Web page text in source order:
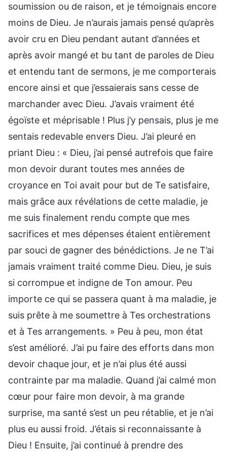
soumission ou de raison, et je témoignais encore
moins de Dieu. Je n’aurais jamais pensé qu’après
avoir cru en Dieu pendant autant d’années et
après avoir mangé et bu tant de paroles de Dieu
et entendu tant de sermons, je me comporterais
encore ainsi et que j’essaierais sans cesse de
marchander avec Dieu. J’avais vraiment été
égoïste et méprisable ! Plus j’y pensais, plus je me
sentais redevable envers Dieu. J’ai pleuré en
priant Dieu : « Dieu, j’ai pensé autrefois que faire
mon devoir durant toutes mes années de
croyance en Toi avait pour but de Te satisfaire,
mais grâce aux révélations de cette maladie, je
me suis finalement rendu compte que mes
sacrifices et mes dépenses étaient entièrement
par souci de gagner des bénédictions. Je ne T’ai
jamais vraiment traité comme Dieu. Dieu, je suis
si corrompue et indigne de Ton amour. Peu
importe ce qui se passera quant à ma maladie, je
suis prête à me soumettre à Tes orchestrations
et à Tes arrangements. » Peu à peu, mon état
s’est amélioré. J’ai pu faire des efforts dans mon
devoir chaque jour, et je n’ai plus été aussi
contrainte par ma maladie. Quand j’ai calmé mon
cœur pour faire mon devoir, à ma grande
surprise, ma santé s’est un peu rétablie, et je n’ai
plus eu aussi froid. J’étais si reconnaissante à
Dieu ! Ensuite, j’ai continué à prendre des